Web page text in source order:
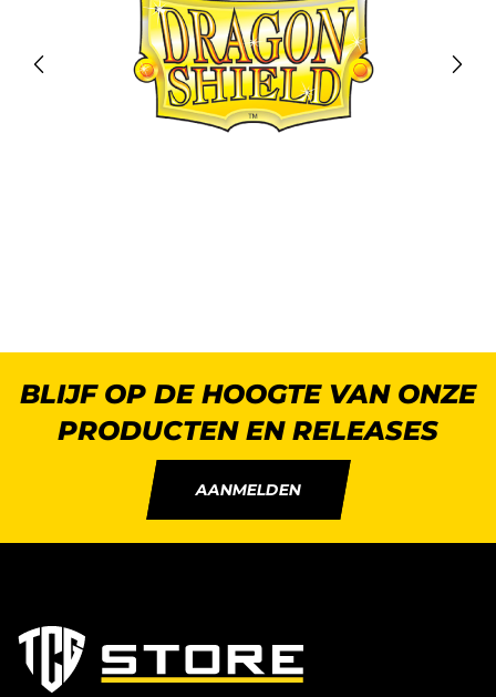
BLIJF OP DE HOOGTE VAN ONZE
PRODUCTEN EN RELEASES
AANMELDEN